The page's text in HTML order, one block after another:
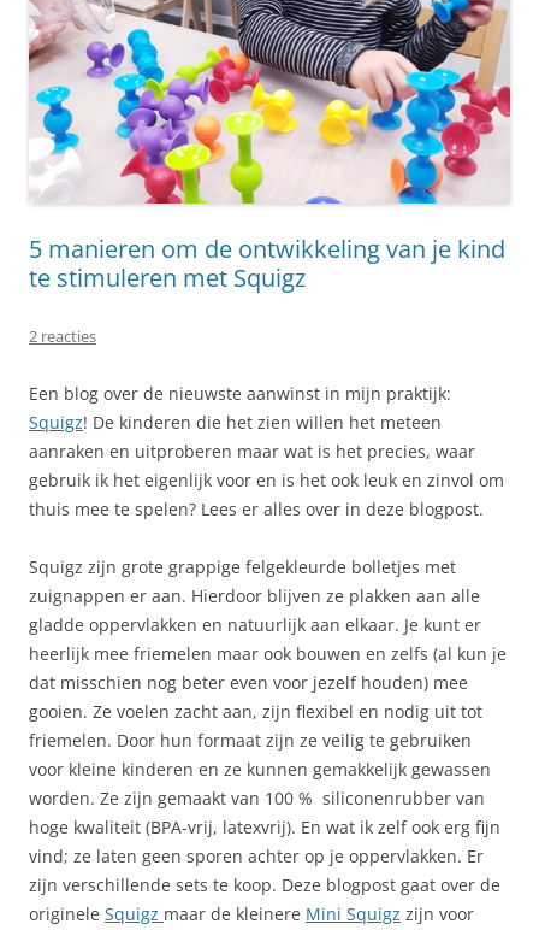
5 manieren om de ontwikkeling van je kind
te stimuleren met Squigz
2 reacties
Een blog over de nieuwste aanwinst in mijn praktijk:
Squigz! De kinderen die het zien willen het meteen
aanraken en uitproberen maar wat is het precies, waar
gebruik ik het eigenlijk voor en is het ook leuk en zinvol om
thuis mee te spelen? Lees er alles over in deze blogpost.
Squigz zijn grote grappige felgekleurde bolletjes met
zuignappen er aan. Hierdoor blijven ze plakken aan alle
gladde oppervlakken en natuurlijk aan elkaar. Je kunt er
heerlijk mee friemelen maar ook bouwen en zelfs (al kun je
dat misschien nog beter even voor jezelf houden) mee
gooien. Ze voelen zacht aan, zijn flexibel en nodig uit tot
friemelen. Door hun formaat zijn ze veilig te gebruiken
voor kleine kinderen en ze kunnen gemakkelijk gewassen
worden. Ze zijn gemaakt van 100 % siliconenrubber van
hoge kwaliteit (BPA-vrij, latexvrij). En wat ik zelf ook erg fijn
vind; ze laten geen sporen achter op je oppervlakken. Er
zijn verschillende sets te koop. Deze blogpost gaat over de
originele Squigz maar de kleinere Mini Squigz zijn voor